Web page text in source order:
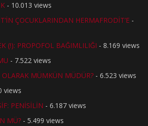
- 10.013 views
ÇOCUKLARINDAN HERMAFRODİT’E -
(!): PROPOFOL BAĞIMLILIĞI - 8.169 views
- 7.522 views
MÜMKÜN MÜDÜR? - 6.523 views
views
PENİSİLİN - 6.187 views
MÜ? - 5.499 views